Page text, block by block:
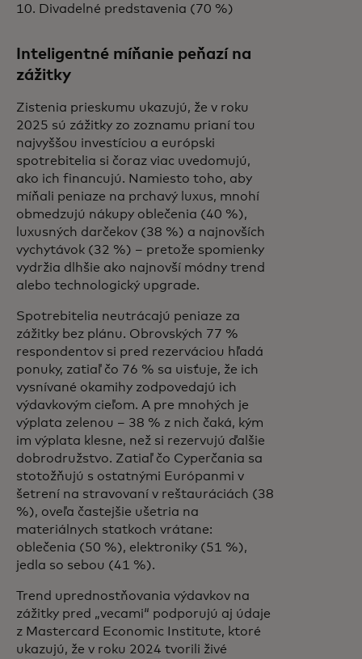
10. Divadelné predstavenia (70 %)
Inteligentné míňanie peňazí na
zážitky
Zistenia prieskumu ukazujú, že v roku
2025 sú zážitky zo zoznamu prianí tou
najvyššou investíciou a európski
spotrebitelia si čoraz viac uvedomujú,
ako ich financujú. Namiesto toho, aby
míňali peniaze na prchavý luxus, mnohí
obmedzujú nákupy oblečenia (40 %),
luxusných darčekov (38 %) a najnovších
vychytávok (32 %) – pretože spomienky
vydržia dlhšie ako najnovší módny trend
alebo technologický upgrade.
Spotrebitelia neutrácajú peniaze za
zážitky bez plánu. Obrovských 77 %
respondentov si pred rezerváciou hľadá
ponuky, zatiaľ čo 76 % sa uisťuje, že ich
vysnívané okamihy zodpovedajú ich
výdavkovým cieľom. A pre mnohých je
výplata zelenou – 38 % z nich čaká, kým
im výplata klesne, než si rezervujú ďalšie
dobrodružstvo. Zatiaľ čo Cyperčania sa
stotožňujú s ostatnými Európanmi v
šetrení na stravovaní v reštauráciách (38
%), oveľa častejšie ušetria na
materiálnych statkoch vrátane:
oblečenia (50 %), elektroniky (51 %),
jedla so sebou (41 %).
Trend uprednostňovania výdavkov na
zážitky pred „vecami“ podporujú aj údaje
z Mastercard Economic Institute, ktoré
ukazujú, že v roku 2024 tvorili živé